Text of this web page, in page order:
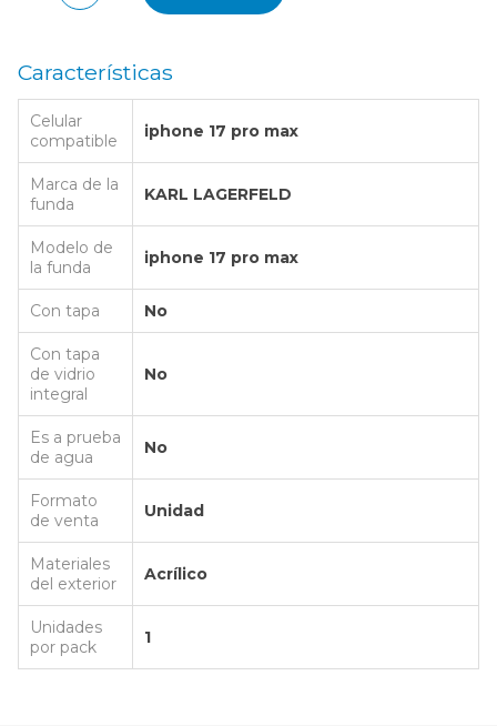
Características
Celular
compatible
iphone 17 pro max
Marca de la
funda
KARL LAGERFELD
Modelo de
la funda
iphone 17 pro max
Con tapa No
Con tapa
de vidrio
integral
No
Es a prueba
de agua
No
Formato
de venta
Unidad
Materiales
del exterior
Acrílico
Unidades
por pack
1